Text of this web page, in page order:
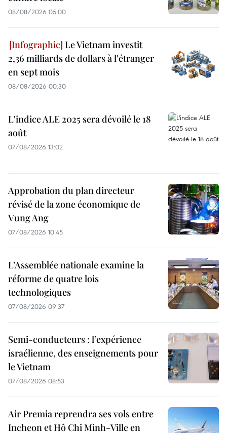
08/08/2026 05:00
Le Vietnam investit
2,36 milliards de dollars à l'étranger
en sept mois
08/08/2026 00:30
L'indice ALE 2025 sera dévoilé le 18
août
07/08/2026 13:02
Approbation du plan directeur
révisé de la zone économique de
Vung Ang
07/08/2026 10:45
L’Assemblée nationale examine la
réforme de quatre lois
technologiques
07/08/2026 09:37
Semi-conducteurs : l’expérience
israélienne, des enseignements pour
le Vietnam
07/08/2026 08:53
Air Premia reprendra ses vols entre
Incheon et Hô Chi Minh-Ville en